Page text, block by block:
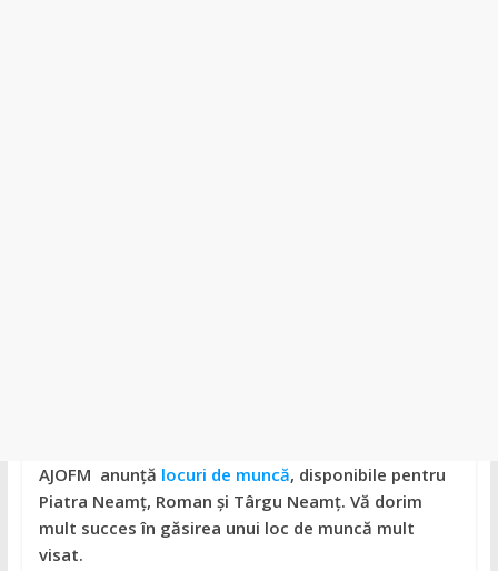
AJOFM anunță locuri de muncă, disponibile pentru
Piatra Neamț, Roman și Târgu Neamț. Vă dorim
mult succes în găsirea unui loc de muncă mult
visat.